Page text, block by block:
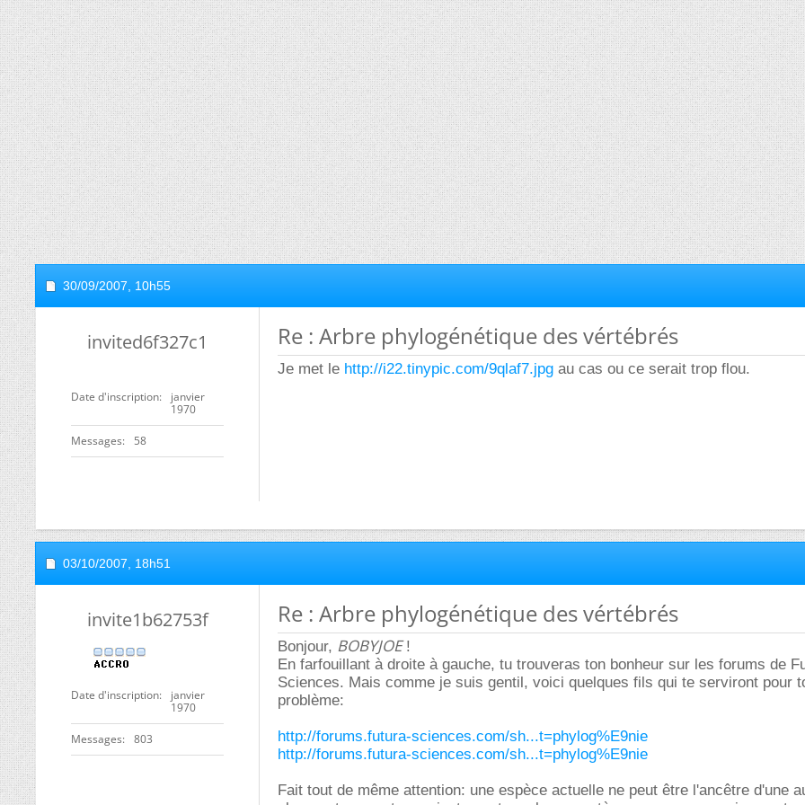
30/09/2007, 10h55
invited6f327c1
Date d'inscription
janvier
1970
Messages 58
Re : Arbre phylogénétique des vértébrés
Je met le http://i22.tinypic.com/9qlaf7.jpg au cas ou ce serait trop flou.
03/10/2007, 18h51
invite1b62753f
Date d'inscription
janvier
1970
Messages 803
Re : Arbre phylogénétique des vértébrés
Bonjour, BOBYJOE!
En farfouillant à droite à gauche, tu trouveras ton bonheur sur les forums de
Sciences. Mais comme je suis gentil, voici quelques fils qui te serviront pour
problème:
http://forums.futura-sciences.com/sh...t=phylog%E9nie
http://forums.futura-sciences.com/sh...t=phylog%E9nie
Fait tout de même attention: une espèce actuelle ne peut être l'ancêtre d'une